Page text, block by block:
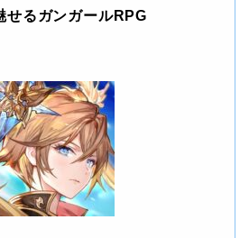
せるガンガールRPG